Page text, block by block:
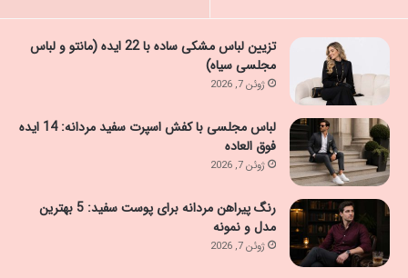
تزیین لباس مشکی ساده با 22 ایده (مانتو و لباس
مجلسی سیاه)
ژوئن 7, 2026
لباس مجلسی با کفش اسپرت سفید مردانه: 14 ایده
فوق العاده
ژوئن 7, 2026
رنگ پیراهن مردانه برای پوست سفید: 5 بهترین
مدل و نمونه
ژوئن 7, 2026